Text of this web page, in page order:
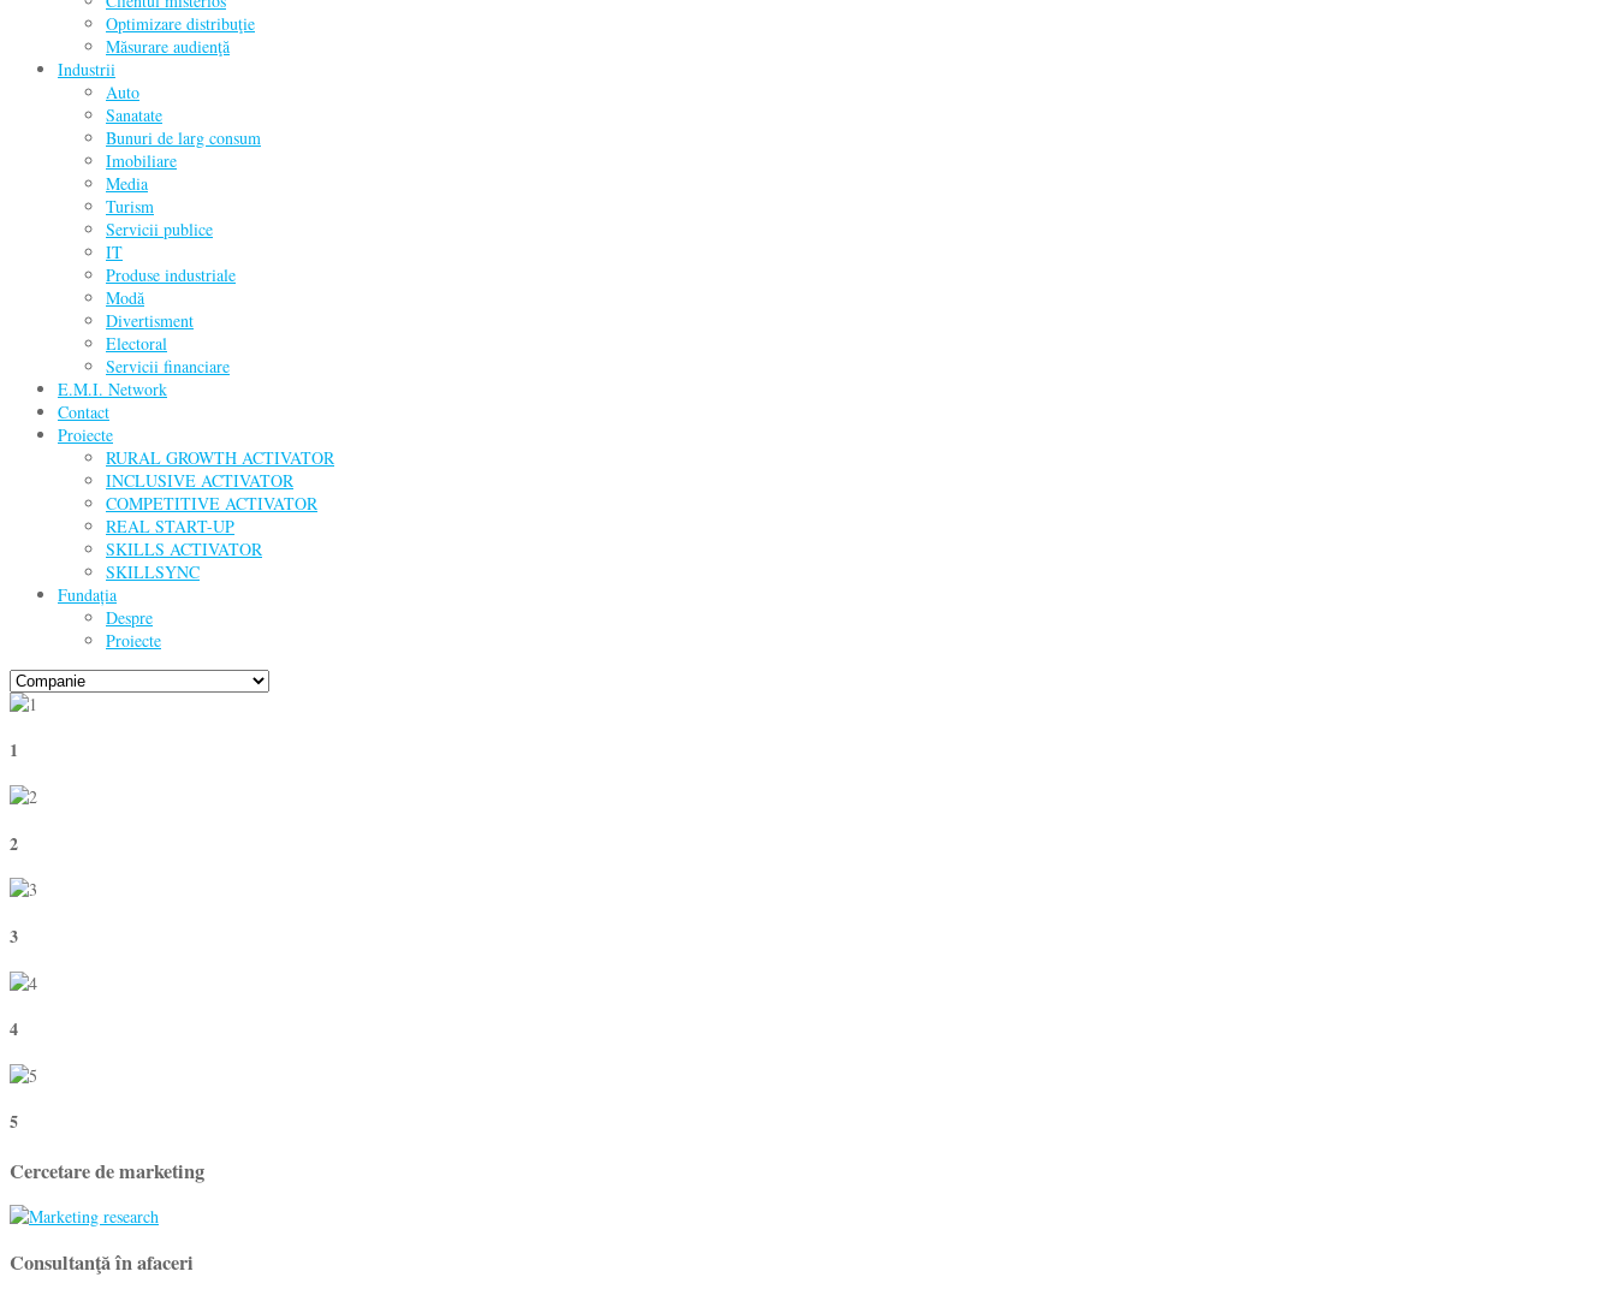
Optimizare distribuţie
Măsurare audienţă
Industrii
Auto
Sanatate
Bunuri de larg consum
Imobiliare
Media
Turism
Servicii publice
IT
Produse industriale
Modă
Divertisment
Electoral
Servicii financiare
E.M.I. Network
Contact
Proiecte
RURAL GROWTH ACTIVATOR
INCLUSIVE ACTIVATOR
COMPETITIVE ACTIVATOR
REAL START-UP
SKILLS ACTIVATOR
SKILLSYNC
Fundația
Despre
Proiecte
1
2
3
4
5
Cercetare de marketing
Consultanţă în afaceri